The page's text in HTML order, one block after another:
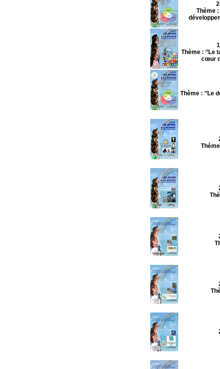
Thème
Thème :
cœur
Thème : ’’Le